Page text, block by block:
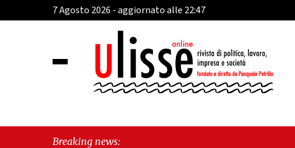
7 Agosto 2026 - aggiornato alle 22:47
Breaking news: